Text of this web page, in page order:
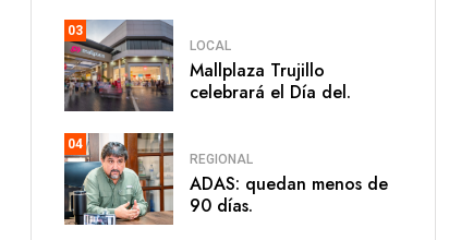
03
LOCAL
Mallplaza Trujillo
celebrará el Día del.
04
REGIONAL
ADAS: quedan menos de
90 días.